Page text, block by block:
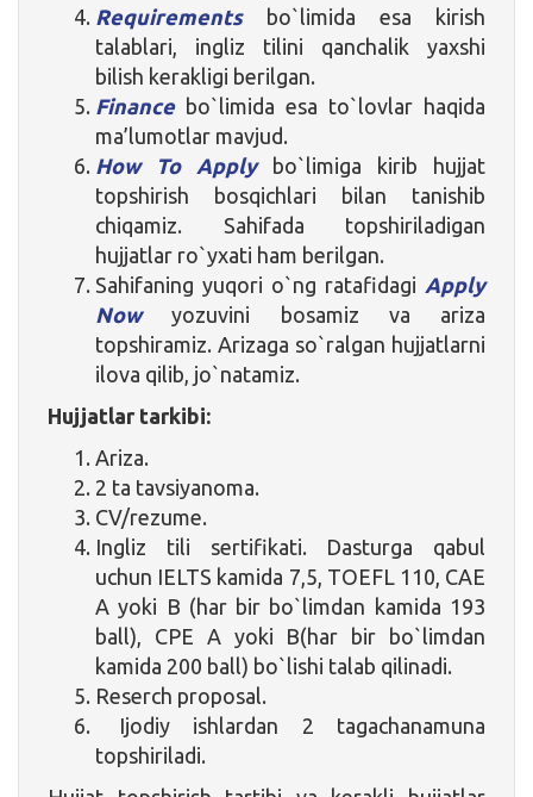
Requirementsbo`limida esa kirish
talablari, ingliz tilini qanchalik yaxshi
bilish kerakligi berilgan.
Financebo`limida esa to`lovlar haqida
ma’lumotlar mavjud.
How To Applybo`limiga kirib hujjat
topshirish bosqichlari bilan tanishib
chiqamiz. Sahifada topshiriladigan
hujjatlar ro`yxati ham berilgan.
Sahifaning yuqori o`ng ratafidagi Apply
Nowyozuvini bosamiz va ariza
topshiramiz. Arizaga so`ralgan hujjatlarni
ilova qilib, jo`natamiz.
Hujjatlar tarkibi:
Ariza.
2 ta tavsiyanoma.
CV/rezume.
Ingliz tili sertifikati. Dasturga qabul
uchun IELTS kamida 7,5, TOEFL 110, CAE
A yoki B (har bir bo`limdan kamida 193
ball), CPE A yoki B(har bir bo`limdan
kamida 200 ball) bo`lishi talab qilinadi.
Reserch proposal.
Ijodiy ishlardan 2 tagachanamuna
topshiriladi.